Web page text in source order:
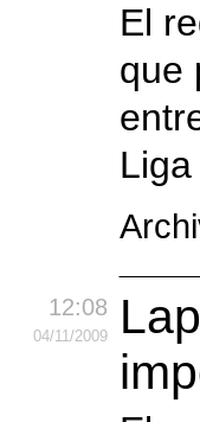
El
que
12:08
04/11/2009